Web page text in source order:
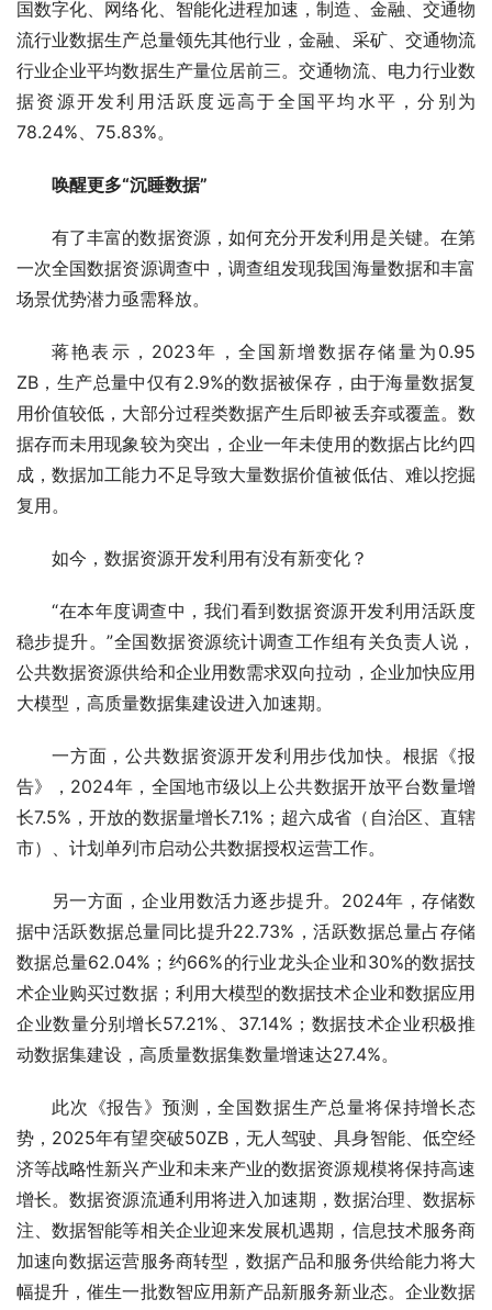
国数字化、网络化、智能化进程加速，制造、金融、交通物
流行业数据生产总量领先其他行业，金融、采矿、交通物流
行业企业平均数据生产量位居前三。交通物流、电力行业数
据资源开发利用活跃度远高于全国平均水平，分别为
78.24%、75.83%。
唤醒更多“沉睡数据”
有了丰富的数据资源，如何充分开发利用是关键。在第
一次全国数据资源调查中，调查组发现我国海量数据和丰富
场景优势潜力亟需释放。
蒋艳表示，2023年，全国新增数据存储量为0.95
ZB，生产总量中仅有2.9%的数据被保存，由于海量数据复
用价值较低，大部分过程类数据产生后即被丢弃或覆盖。数
据存而未用现象较为突出，企业一年未使用的数据占比约四
成，数据加工能力不足导致大量数据价值被低估、难以挖掘
复用。
如今，数据资源开发利用有没有新变化？
“在本年度调查中，我们看到数据资源开发利用活跃度
稳步提升。”全国数据资源统计调查工作组有关负责人说，
公共数据资源供给和企业用数需求双向拉动，企业加快应用
大模型，高质量数据集建设进入加速期。
一方面，公共数据资源开发利用步伐加快。根据《报
告》，2024年，全国地市级以上公共数据开放平台数量增
长7.5%，开放的数据量增长7.1%；超六成省（自治区、直辖
市）、计划单列市启动公共数据授权运营工作。
另一方面，企业用数活力逐步提升。2024年，存储数
据中活跃数据总量同比提升22.73%，活跃数据总量占存储
数据总量62.04%；约66%的行业龙头企业和30%的数据技
术企业购买过数据；利用大模型的数据技术企业和数据应用
企业数量分别增长57.21%、37.14%；数据技术企业积极推
动数据集建设，高质量数据集数量增速达27.4%。
此次《报告》预测，全国数据生产总量将保持增长态
势，2025年有望突破50ZB，无人驾驶、具身智能、低空经
济等战略性新兴产业和未来产业的数据资源规模将保持高速
增长。数据资源流通利用将进入加速期，数据治理、数据标
注、数据智能等相关企业迎来发展机遇期，信息技术服务商
加速向数据运营服务商转型，数据产品和服务供给能力将大
幅提升，催生一批数智应用新产品新服务新业态。企业数据